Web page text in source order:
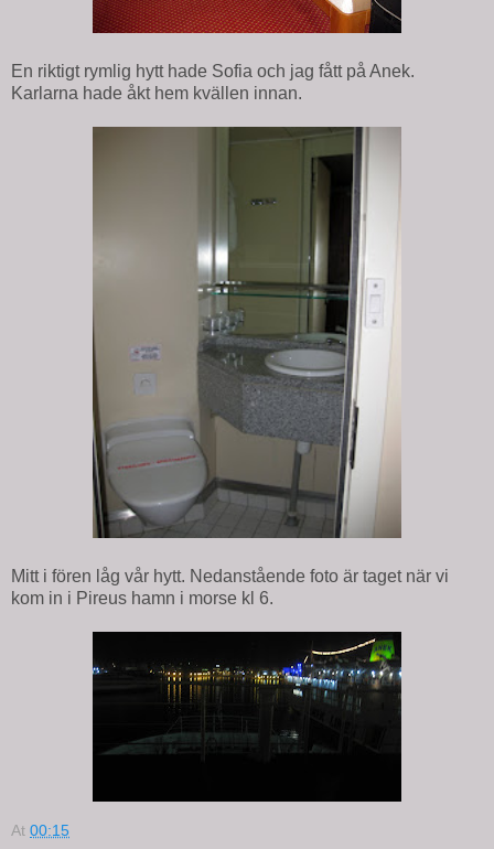
En riktigt rymlig hytt hade Sofia och jag fått på Anek.
Karlarna hade åkt hem kvällen innan.
Mitt i fören låg vår hytt. Nedanstående foto är taget när vi
kom in i Pireus hamn i morse kl 6.
At 00:15